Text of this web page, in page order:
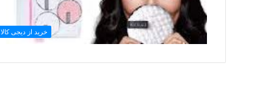
خرید از دیجی کالا